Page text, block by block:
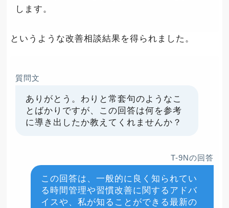
します。
というような改善相談結果を得られました。
質問文
ありがとう。わりと常套句のようなこ
とばかりですが、この回答は何を参考
に導き出したか教えてくれませんか？
T-9Nの回答
この回答は、一般的に良く知られてい
る時間管理や習慣改善に関するアドバ
イスや、私が知ることができる最新の